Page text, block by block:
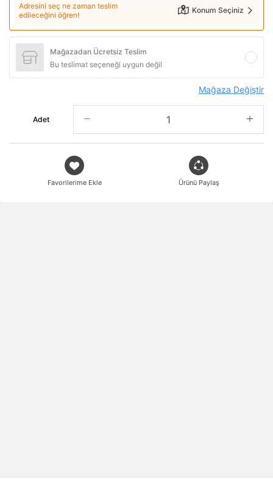
Adresini seç ne zaman teslim
edileceğini öğren!
Konum Seçiniz
Mağazadan Ücretsiz Teslim
Bu teslimat seçeneği uygun değil
Mağaza Değiştir
Adet
Favorilerime Ekle Ürünü Paylaş